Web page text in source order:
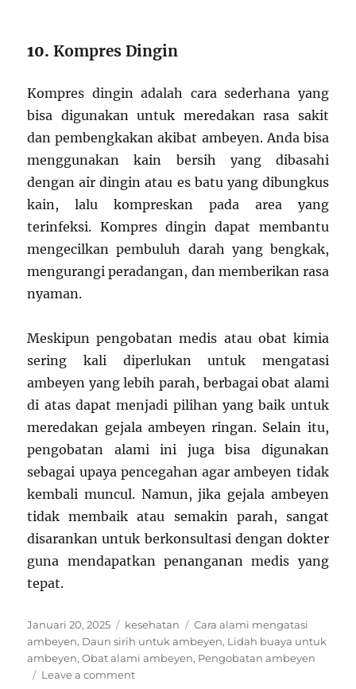
10.Kompres Dingin
Kompres dingin adalah cara sederhana yang
bisa digunakan untuk meredakan rasa sakit
dan pembengkakan akibat ambeyen. Anda bisa
menggunakan kain bersih yang dibasahi
dengan air dingin atau es batu yang dibungkus
kain, lalu kompreskan pada area yang
terinfeksi. Kompres dingin dapat membantu
mengecilkan pembuluh darah yang bengkak,
mengurangi peradangan, dan memberikan rasa
nyaman.
Meskipun pengobatan medis atau obat kimia
sering kali diperlukan untuk mengatasi
ambeyen yang lebih parah, berbagai obat alami
di atas dapat menjadi pilihan yang baik untuk
meredakan gejala ambeyen ringan. Selain itu,
pengobatan alami ini juga bisa digunakan
sebagai upaya pencegahan agar ambeyen tidak
kembali muncul. Namun, jika gejala ambeyen
tidak membaik atau semakin parah, sangat
disarankan untuk berkonsultasi dengan dokter
guna mendapatkan penanganan medis yang
tepat.
Posted
on
Januari 20, 2025 Categories
kesehatan Tags
Cara alami mengatasi
ambeyen, Daun sirih untuk ambeyen, Lidah buaya untuk
ambeyen,Obat alami ambeyen, Pengobatan ambeyen
Leave a commenton